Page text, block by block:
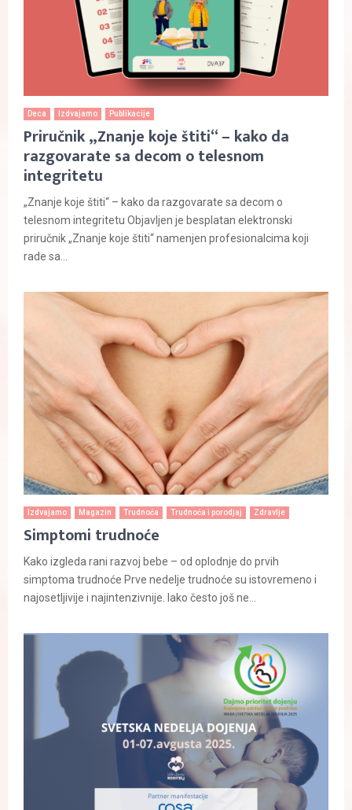
Deca Izdvajamo Publikacije
Priručnik „Znanje koje štiti“ – kako da
razgovarate sa decom o telesnom
integritetu
„Znanje koje štiti“ – kako da razgovarate sa decom o
telesnom integritetu Objavljen je besplatan elektronski
priručnik „Znanje koje štiti“ namenjen profesionalcima koji
rade sa...
Izdvajamo Magazin Trudnoća Trudnoća i porodjaj Zdravlje
Simptomi trudnoće
Kako izgleda rani razvoj bebe – od oplodnje do prvih
simptoma trudnoće Prve nedelje trudnoće su istovremeno i
najosetljivije i najintenzivnije. Iako često još ne...